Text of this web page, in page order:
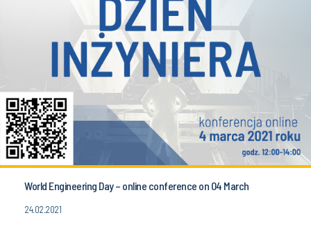
World Engineering Day – online conference on 04 March
24.02.2021